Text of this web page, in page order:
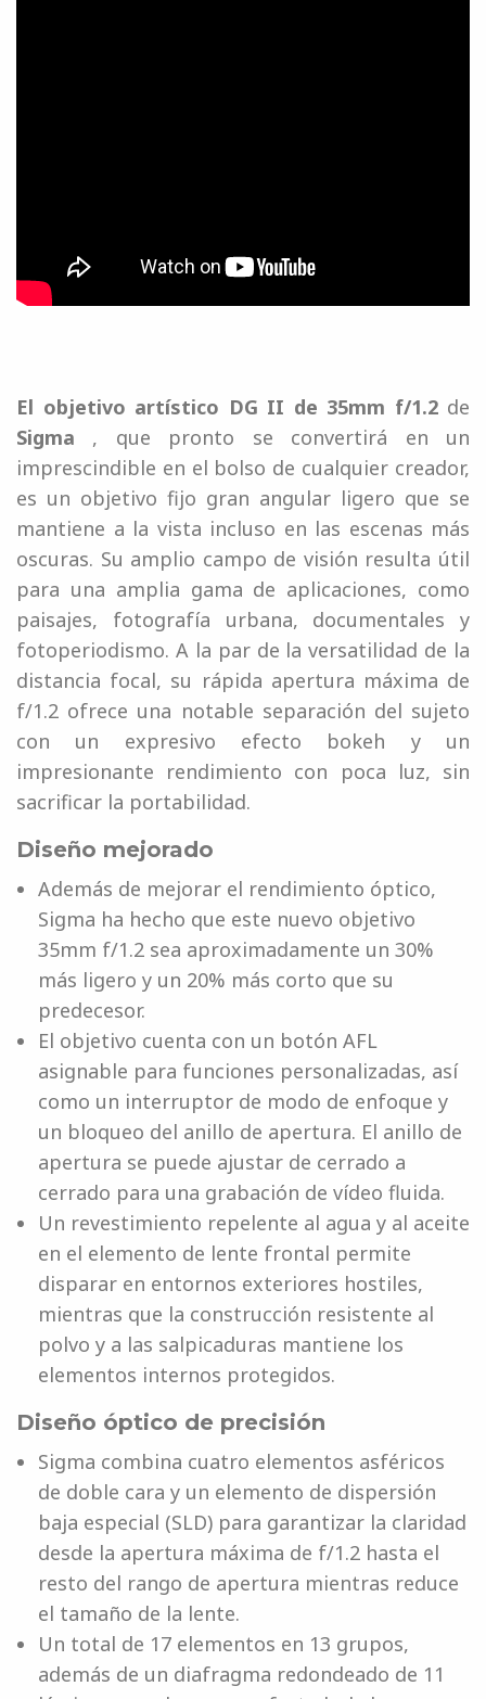
El objetivo artístico DG II de 35mm f/1.2de
Sigma , que pronto se convertirá en un
imprescindible en el bolso de cualquier creador,
es un objetivo fijo gran angular ligero que se
mantiene a la vista incluso en las escenas más
oscuras. Su amplio campo de visión resulta útil
para una amplia gama de aplicaciones, como
paisajes, fotografía urbana, documentales y
fotoperiodismo. A la par de la versatilidad de la
distancia focal, su rápida apertura máxima de
f/1.2 ofrece una notable separación del sujeto
con un expresivo efecto bokeh y un
impresionante rendimiento con poca luz, sin
sacrificar la portabilidad.
Diseño mejorado
Además de mejorar el rendimiento óptico,
Sigma ha hecho que este nuevo objetivo
35mm f/1.2 sea aproximadamente un 30%
más ligero y un 20% más corto que su
predecesor.
El objetivo cuenta con un botón AFL
asignable para funciones personalizadas, así
como un interruptor de modo de enfoque y
un bloqueo del anillo de apertura. El anillo de
apertura se puede ajustar de cerrado a
cerrado para una grabación de vídeo fluida.
Un revestimiento repelente al agua y al aceite
en el elemento de lente frontal permite
disparar en entornos exteriores hostiles,
mientras que la construcción resistente al
polvo y a las salpicaduras mantiene los
elementos internos protegidos.
Diseño óptico de precisión
Sigma combina cuatro elementos asféricos
de doble cara y un elemento de dispersión
baja especial (SLD) para garantizar la claridad
desde la apertura máxima de f/1.2 hasta el
resto del rango de apertura mientras reduce
el tamaño de la lente.
Un total de 17 elementos en 13 grupos,
además de un diafragma redondeado de 11